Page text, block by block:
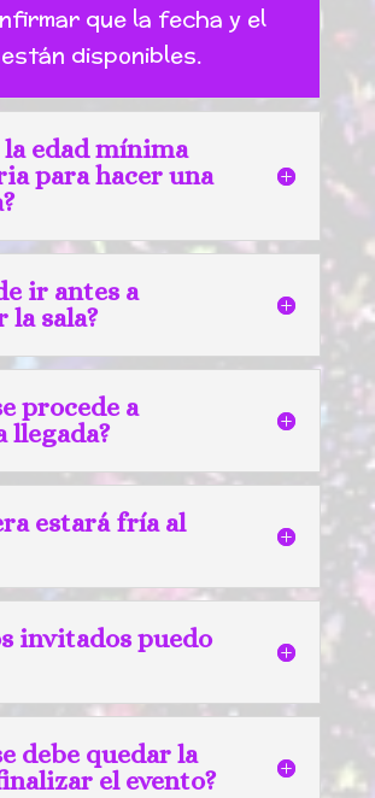
que la fecha y el
disponibles.
la edad mínima
para hacer una
ir antes a
la sala?
procede a
llegada?
estará fría al
invitados puedo
debe quedar la
el evento?